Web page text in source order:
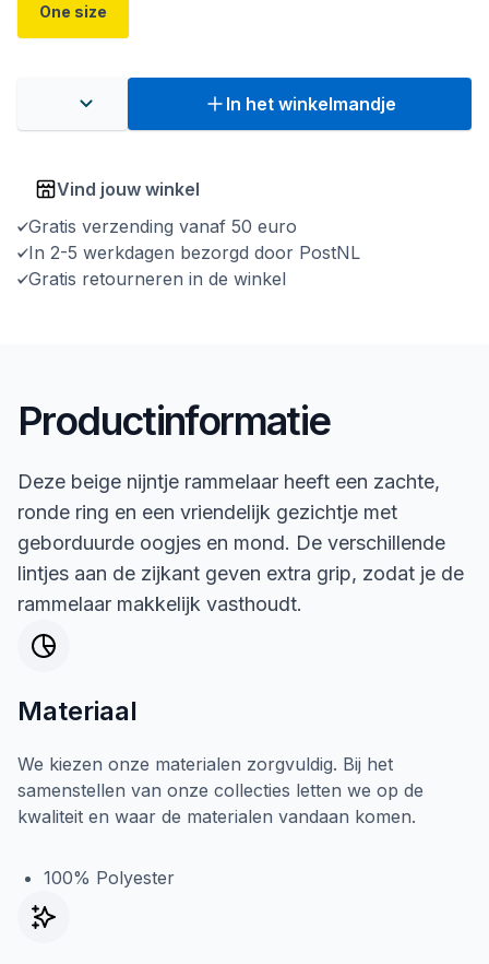
One size
In het winkelmandje
Vind jouw winkel
Gratis verzending vanaf 50 euro
In 2-5 werkdagen bezorgd door PostNL
Gratis retourneren in de winkel
Productinformatie
Deze beige nijntje rammelaar heeft een zachte,
ronde ring en een vriendelijk gezichtje met
geborduurde oogjes en mond. De verschillende
lintjes aan de zijkant geven extra grip, zodat je de
rammelaar makkelijk vasthoudt.
Materiaal
We kiezen onze materialen zorgvuldig. Bij het
samenstellen van onze collecties letten we op de
kwaliteit en waar de materialen vandaan komen.
100% Polyester